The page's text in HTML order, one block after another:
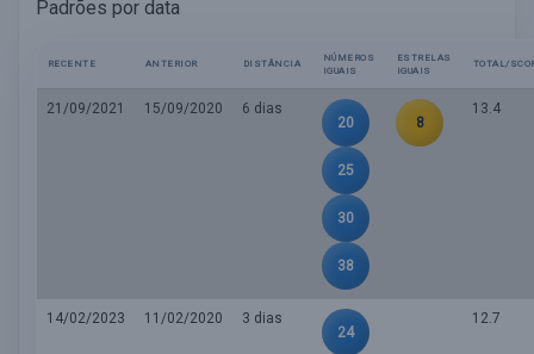
Padrões por data
RECENTE ANTERIOR DISTÂNCIA
NÚMEROS
IGUAIS
ESTRELAS
IGUAIS
TOTAL/
21/09/2021 15/09/2020
6 dias
20
25
30
38
8
13.4
14/02/2023 11/02/2020
3 dias
24
12.7